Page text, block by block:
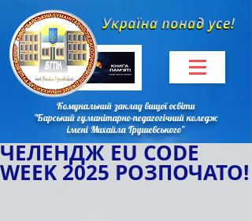
Комунальний заклад вищої освіти
"Барський гуманітарно-педагогічний коледж
імені Михайла Грушевського"
ЧЕЛЕНДЖ EU CODE
WEEK 2025 РОЗПОЧАТО!